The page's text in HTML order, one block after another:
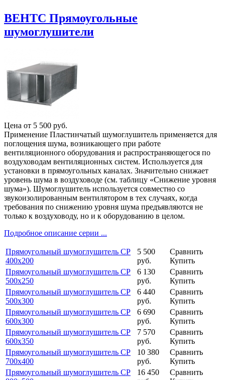
ВЕНТС Прямоугольные
шумоглушители
Цена от 5 500 руб.
Применение Пластинчатый шумоглушитель применяется для
поглощения шума, возникающего при работе
вентиляционного оборудования и распространяющегося по
воздуховодам вентиляционных систем. Используется для
установки в прямоугольных каналах. Значительно снижает
уровень шума в воздуховоде (см. таблицу «Снижение уровня
шума»). Шумоглушитель используется совместно со
звукоизолированным вентилятором в тех случаях, когда
требования по снижению уровня шума предъявляются не
только к воздуховоду, но и к оборудованию в целом.
Подробное описание серии ...
Прямоугольный шумоглушитель СР
400х200
5 500
руб.
Сравнить
Купить
Прямоугольный шумоглушитель СР
500х250
6 130
руб.
Сравнить
Купить
Прямоугольный шумоглушитель СР
500х300
6 440
руб.
Сравнить
Купить
Прямоугольный шумоглушитель СР
600х300
6 690
руб.
Сравнить
Купить
Прямоугольный шумоглушитель СР
600х350
7 570
руб.
Сравнить
Купить
Прямоугольный шумоглушитель СР
700х400
10 380
руб.
Сравнить
Купить
Прямоугольный шумоглушитель СР
16 450
Сравнить